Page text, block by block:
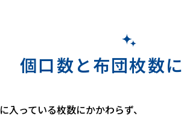
個口数と布団枚数
っている枚数にかかわらず、